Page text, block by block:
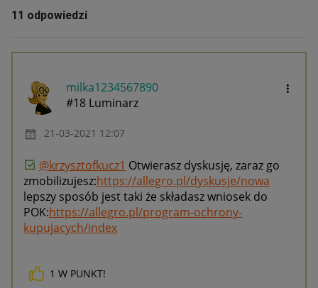
11 odpowiedzi
milka1234567890
#18 Luminarz
‎21-03-2021 12:07
@krzysztofkucz1 Otwierasz dyskusję, zaraz go
zmobilizujesz:https://allegro.pl/dyskusje/nowa
lepszy sposób jest taki że składasz wniosek do
POK:https://allegro.pl/program-ochrony-
kupujacych/index
1 W PUNKT!